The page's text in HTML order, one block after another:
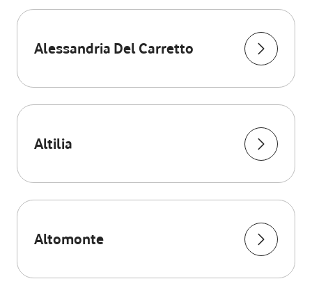
Alessandria Del Carretto
Altilia
Altomonte